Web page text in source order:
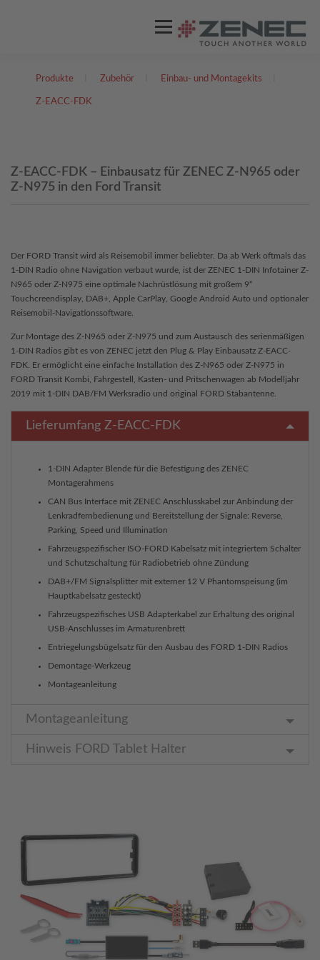
Menü
ZENEC PRODUKTE VIDEOS
DEUTSCH
Produkte Zubehör Einbau- und Montagekits
Z-EACC-FDK
Z-EACC-FDK – Einbausatz für ZENEC Z-N965 oder
Z-N975 in den Ford Transit
Der FORD Transit wird als Reisemobil immer beliebter. Da ab Werk oftmals das
1-DIN Radio ohne Navigation verbaut wurde, ist der ZENEC 1-DIN Infotainer Z-
N965 oder Z-N975 eine optimale Nachrüstlösung mit großem 9“
Touchcreendisplay, DAB+, Apple CarPlay, Google Android Auto und optionaler
Reisemobil-Navigationssoftware.
Zur Montage des Z-N965 oder Z-N975 und zum Austausch des serienmäßigen
1-DIN Radios gibt es von ZENEC jetzt den Plug & Play Einbausatz Z-EACC-
FDK. Er ermöglicht eine einfache Installation des Z-N965 oder Z-N975 in
FORD Transit Kombi, Fahrgestell, Kasten- und Pritschenwagen ab Modelljahr
2019 mit 1-DIN DAB/FM Werksradio und original FORD Stabantenne.
Lieferumfang Z-EACC-FDK
1-DIN Adapter Blende für die Befestigung des ZENEC
Montagerahmens
CAN Bus Interface mit ZENEC Anschlusskabel zur Anbindung der
Lenkradfernbedienung und Bereitstellung der Signale: Reverse,
Parking, Speed und Illumination
Fahrzeugspezifischer ISO-FORD Kabelsatz mit integriertem Schalter
und Schutzschaltung für Radiobetrieb ohne Zündung
DAB+/FM Signalsplitter mit externer 12 V Phantomspeisung (im
Hauptkabelsatz gesteckt)
Fahrzeugspezifisches USB Adapterkabel zur Erhaltung des original
USB-Anschlusses im Armaturenbrett
Entriegelungsbügelsatz für den Ausbau des FORD 1-DIN Radios
Demontage-Werkzeug
Montageanleitung
Montageanleitung
Hinweis FORD Tablet Halter